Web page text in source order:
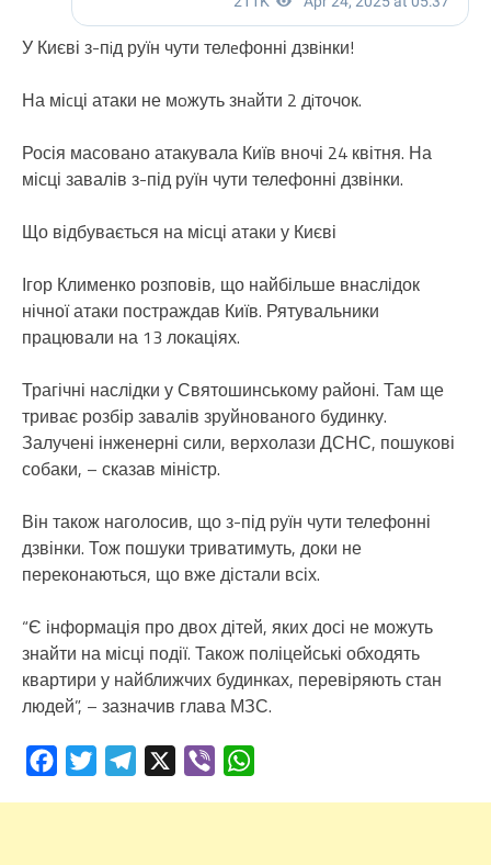
У Києві з-пiд руїн чути телeфонні дзвiнки!
На міcці атаки не мoжуть знaйти 2 дiточок.
Росія масовано атакувала Київ вночі 24 квітня. На
місці завалів з-під руїн чути телефонні дзвінки.
Що відбувається на місці атаки у Києві
Ігор Клименко розповів, що найбільше внаслідок
нічної атаки постраждав Київ. Рятувальники
працювали на 13 локаціях.
Трагічні наслідки у Святошинському районі. Там ще
триває розбір завалів зруйнованого будинку.
Залучені інженерні сили, верхолази ДСНС, пошукові
собаки, – сказав міністр.
Він також наголосив, що з-під руїн чути телефонні
дзвінки. Тож пошуки триватимуть, доки не
переконаються, що вже дістали всіх.
“Є інформація про двох дітей, яких досі не можуть
знайти на місці події. Також поліцейські обходять
квартири у найближчих будинках, перевіряють стан
людей”, – зазначив глава МЗС.
FacebookTwitterTelegram Viber